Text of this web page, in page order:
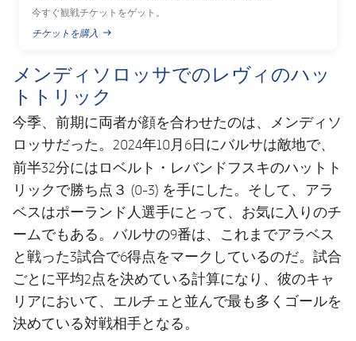
今すぐ観戦チケットをゲット。
チケットを購入
PUBLISHED NEWS
メンディソロッサでのレヴィのハッ
トトリック
今季、前期に両者が顔を合わせたのは、メンディソ
ロッサだった。2024年10月6日にバルサは敵地で、
前半32分にはロベルト・レバンドフスキのハットト
リックで勝ち点３ (0-3) を手にした。そして、アラ
ベスはポーランド人選手にとって、お気に入りのチ
ームでもある。バルサの9番は、これまでアラベス
と戦った3試合で6得点をマークしているのだ。試合
ごとに平均2点を決めている計算になり、彼のキャ
リアにおいて、エルチェと並んで最も多くゴールを
決めている対戦相手となる。